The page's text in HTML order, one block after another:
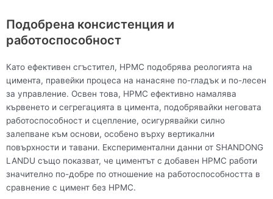
Подобрена консистенция и
работоспособност
Като ефективен сгъстител, HPMC подобрява реологията на
цимента, правейки процеса на нанасяне по-гладък и по-лесен
за управление. Освен това, HPMC ефективно намалява
кървенето и сегрегацията в цимента, подобрявайки неговата
работоспособност и сцепление, осигурявайки силно
залепване към основи, особено върху вертикални
повърхности и тавани. Експериментални данни от SHANDONG
LANDU също показват, че циментът с добавен HPMC работи
значително по-добре по отношение на работоспособността в
сравнение с цимент без HPMC.